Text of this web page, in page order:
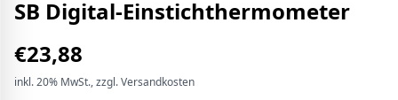
SB Digital-Einstichthermometer
€23,88
inkl.20% MwSt., zzgl. Versandkosten